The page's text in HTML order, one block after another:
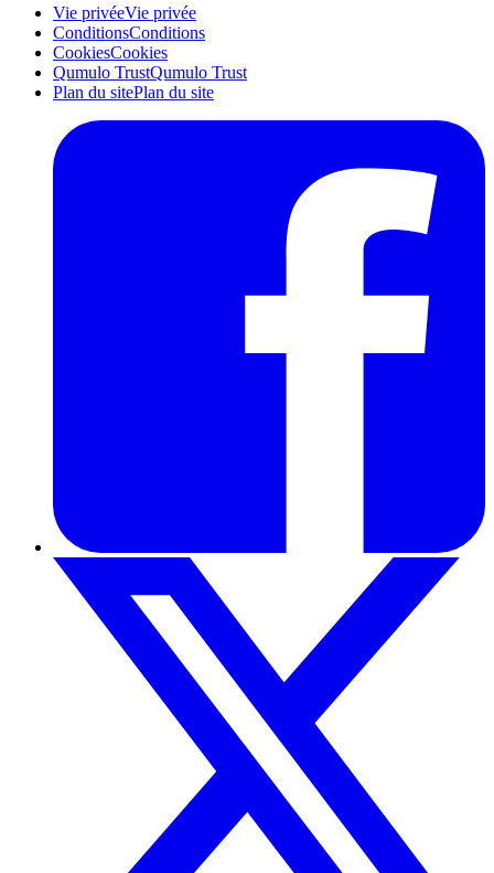
Vie privéeVie privée
ConditionsConditions
CookiesCookies
Qumulo TrustQumulo Trust
Plan du sitePlan du site